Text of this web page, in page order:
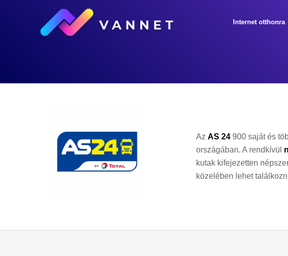
Internet otthonra
Az AS 24 900 saját és
országában. A rendkívül
kutak kifejezetten
közelében lehet